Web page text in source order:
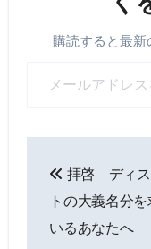
購読すると最
ナ
拝啓 ディス
トの大義名分
いるあなたへ